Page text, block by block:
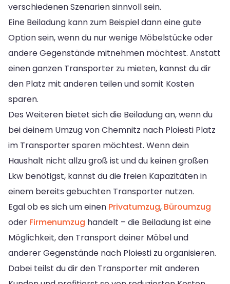
verschiedenen Szenarien sinnvoll sein.
Eine Beiladung kann zum Beispiel dann eine gute
Option sein, wenn du nur wenige Möbelstücke oder
andere Gegenstände mitnehmen möchtest. Anstatt
einen ganzen Transporter zu mieten, kannst du dir
den Platz mit anderen teilen und somit Kosten
sparen.
Des Weiteren bietet sich die Beiladung an, wenn du
bei deinem Umzug von Chemnitz nach Ploiesti Platz
im Transporter sparen möchtest. Wenn dein
Haushalt nicht allzu groß ist und du keinen großen
Lkw benötigst, kannst du die freien Kapazitäten in
einem bereits gebuchten Transporter nutzen.
Egal ob es sich um einen Privatumzug, Büroumzug
oder Firmenumzug handelt – die Beiladung ist eine
Möglichkeit, den Transport deiner Möbel und
anderer Gegenstände nach Ploiesti zu organisieren.
Dabei teilst du dir den Transporter mit anderen